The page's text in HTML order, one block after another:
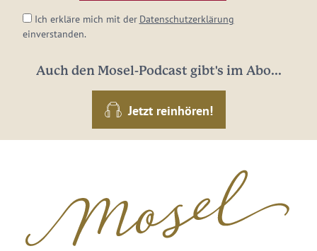
Ich erkläre mich mit der Datenschutzerklärung
einverstanden.
Auch den Mosel-Podcast gibt's im Abo...
Jetzt reinhören!